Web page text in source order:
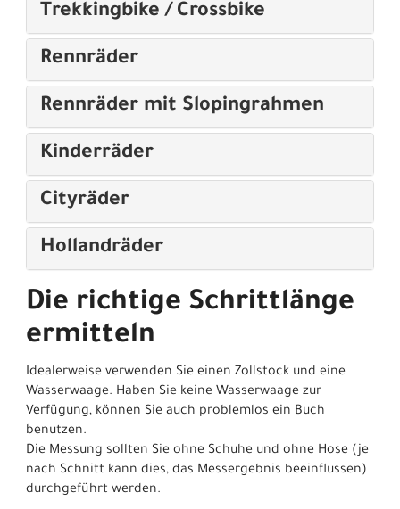
Trekkingbike / Crossbike
Rennräder
Rennräder mit Slopingrahmen
Kinderräder
Cityräder
Hollandräder
Die richtige Schrittlänge
ermitteln
Idealerweise verwenden Sie einen Zollstock und eine
Wasserwaage. Haben Sie keine Wasserwaage zur
Verfügung, können Sie auch problemlos ein Buch
benutzen.
Die Messung sollten Sie ohne Schuhe und ohne Hose (je
nach Schnitt kann dies, das Messergebnis beeinflussen)
durchgeführt werden.